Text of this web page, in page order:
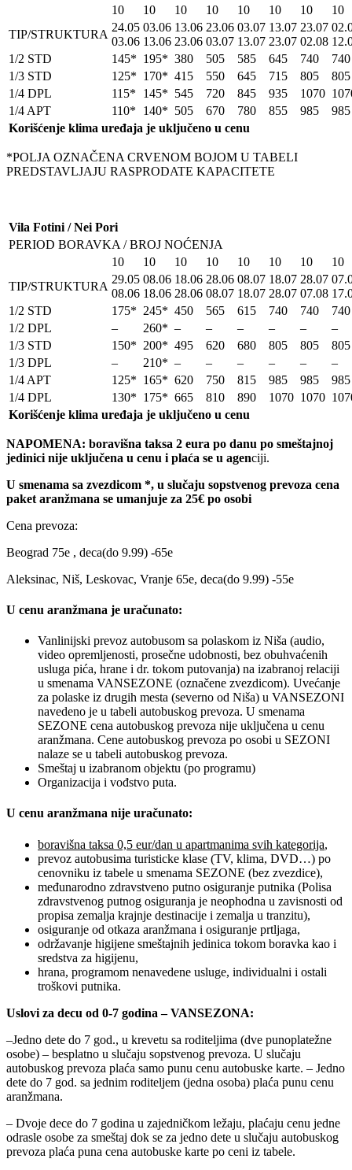
10 10 10 10 10 10 10
10
TIP/STRUKTURA
24.05
03.06
03.06
13.06
13.06
23.06
23.06
03.07
03.07
13.07
13.07
23.07
23.07
02.08
1/2 STD
145* 195* 380 505 585 645 740
740
1/3 STD
125* 170* 415 550 645 715 805
805
1/4 DPL
115* 145* 545 720 845 935 1070
1/4 APT
110* 140* 505 670 780 855 985
985
Korišćenje klima uređaja je uključeno u cenu
*POLJA OZNAČENA CRVENOM BOJOM U TABELI
PREDSTAVLJAJU RASPRODATE KAPACITETE
Vila Fotini / Nei Pori
PERIOD BORAVKA / BROJ NOĆENJA
10
10 10 10 10 10 10
10
TIP/STRUKTURA
29.05
08.06
08.06
18.06
18.06
28.06
28.06
08.07
08.07
18.07
18.07
28.07
28.07
07.08
1/2 STD
175* 245* 450 565 615 740 740
740
1/2 DPL
– 260* – – – – –
–
1/3 STD
150* 200* 495 620 680 805 805
805
1/3 DPL
– 210* – – – – –
–
1/4 APT
125* 165* 620 750 815 985 985
985
1/4 DPL
130* 175* 665 810 890 1070 1070
Korišćenje klima uređaja je uključeno u cenu
NAPOMENA: boravišna taksa 2 eura po danu po smeštajnoj
jedinici nije uključena u cenu i plaća se u agenciji.
U smenama sa zvezdicom *, u slučaju sopstvenog prevoza cena
paket aranžmana se umanjuje za 25€ po osobi
Cena prevoza:
Beograd 75e , deca(do 9.99) -65e
Aleksinac, Niš, Leskovac, Vranje 65e, deca(do 9.99) -55e
U cenu aranžmana je uračunato:
Vanlinijski prevoz autobusom sa polaskom iz Niša (audio,
video opremljenosti, prosečne udobnosti, bez obuhvaćenih
usluga pića, hrane i dr. tokom putovanja) na izabranoj relaciji
u smenama VANSEZONE (označene zvezdicom). Uvećanje
za polaske iz drugih mesta (severno od Niša) u VANSEZONI
navedeno je u tabeli autobuskog prevoza. U smenama
SEZONE cena autobuskog prevoza nije uključena u cenu
aranžmana. Cene autobuskog prevoza po osobi u SEZONI
nalaze se u tabeli autobuskog prevoza.
Smeštaj u izabranom objektu (po programu)
Organizacija i vođstvo puta.
U cenu aranžmana nije uračunato:
boravišna taksa 0,5 eur/dan u apartmanima svih kategorija,
prevoz autobusima turisticke klase (TV, klima, DVD…) po
cenovniku iz tabele u smenama SEZONE (bez zvezdice),
međunarodno zdravstveno putno osiguranje putnika (Polisa
zdravstvenog putnog osiguranja je neophodna u zavisnosti od
propisa zemalja krajnje destinacije i zemalja u tranzitu),
osiguranje od otkaza aranžmana i osiguranje prtljaga,
održavanje higijene smeštajnih jedinica tokom boravka kao i
sredstva za higijenu,
hrana, programom nenavedene usluge, individualni i ostali
troškovi putnika.
Uslovi za decu od 0-7 godina – VANSEZONA:
–Jedno dete do 7 god., u krevetu sa roditeljima (dve punoplatežne
osobe) – besplatno u slučaju sopstvenog prevoza. U slučaju
autobuskog prevoza plaća samo punu cenu autobuske karte. – Jedno
dete do 7 god. sa jednim roditeljem (jedna osoba) plaća punu cenu
aranžmana.
– Dvoje dece do 7 godina u zajedničkom ležaju, plaćaju cenu jedne
odrasle osobe za smeštaj dok se za jedno dete u slučaju autobuskog
prevoza plaća puna cena autobuske karte po ceni iz tabele.